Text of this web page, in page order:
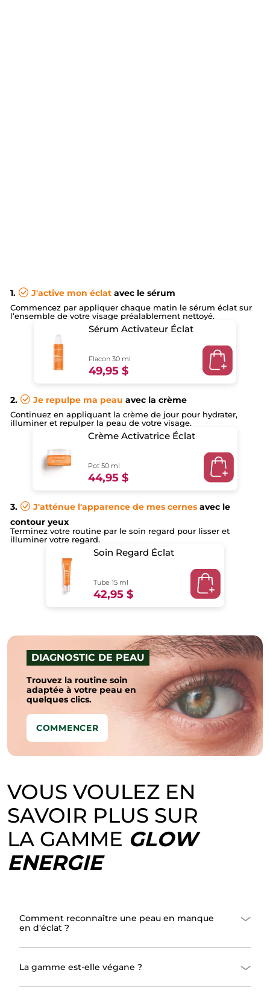
1. J'active mon éclat avec le sérum
Commencez par appliquer chaque matin le sérum éclat sur
l’ensemble de votre visage préalablement nettoyé.
Sérum Activateur Éclat
Flacon 30 ml
49,95 $
2. Je repulpe ma peau avec la crème
Continuez en appliquant la crème de jour pour hydrater,
illuminer et repulper la peau de votre visage.
Crème Activatrice Éclat
Pot 50 ml
44,95 $
3. J'atténue l'apparence de mes cernes avec le
contour yeux
Terminez votre routine par le soin regard pour lisser et
illuminer votre regard.
Soin Regard Éclat
Tube 15 ml
42,95 $
DIAGNOSTIC DE PEAU
Trouvez la routine soin
adaptée à votre peau en
quelques clics.
COMMENCER
VOUS VOULEZ EN
SAVOIR PLUS SUR
LA GAMME GLOW
ENERGIE
Comment reconnaître une peau en manque
en d'éclat ?
La gamme est-elle végane ?